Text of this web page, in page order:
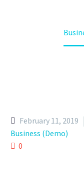
February 11, 2019
Business (Demo)
0